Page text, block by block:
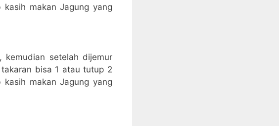
makan Jagung yang
kemudian setelah dijemur
bisa 1 atau tutup 2
makan Jagung yang